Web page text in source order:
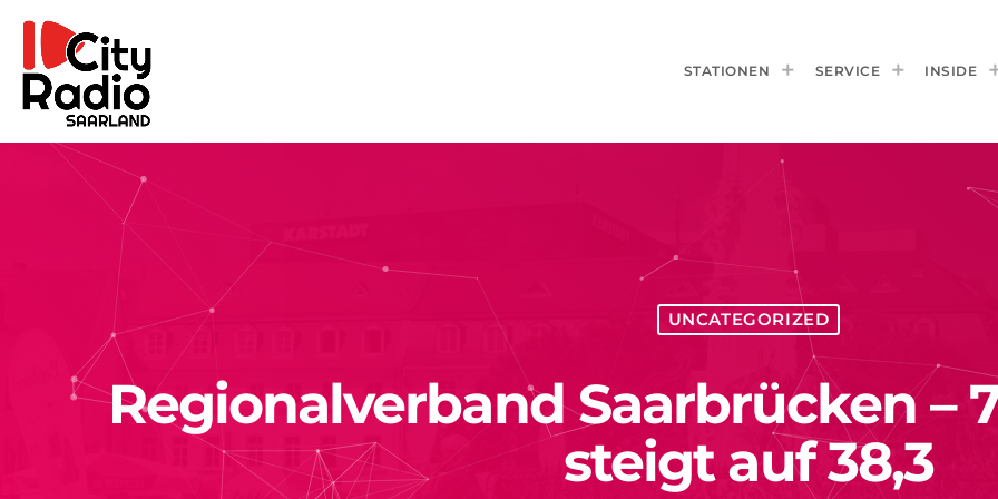
STATIONEN SERVICE INSIDE
UNCATEGORIZED
Regionalverband Saarbrücken –
steigt auf 38,3